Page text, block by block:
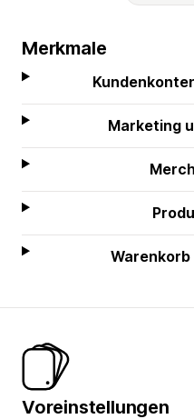
Merkmale
Marketing
Voreinstellungen